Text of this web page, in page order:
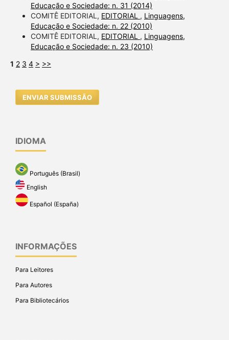
Educação e Sociedade: n. 31 (2014)
COMITÊ EDITORIAL, EDITORIAL , Linguagens,
Educação e Sociedade: n. 22 (2010)
COMITÊ EDITORIAL, EDITORIAL , Linguagens,
Educação e Sociedade: n. 23 (2010)
1 2 3 4 > >>
ENVIAR SUBMISSÃO
IDIOMA
Português (Brasil)
English
Español (España)
INFORMAÇÕES
Para Leitores
Para Autores
Para Bibliotecários